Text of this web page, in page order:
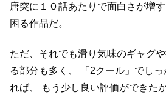
唐突に１０話あたりで面白さが増
困る作品だ。
ただ、それでも滑り気味のギャグ
る部分も多く、
「2クール」でし
れば、
もう少し良い評価ができた